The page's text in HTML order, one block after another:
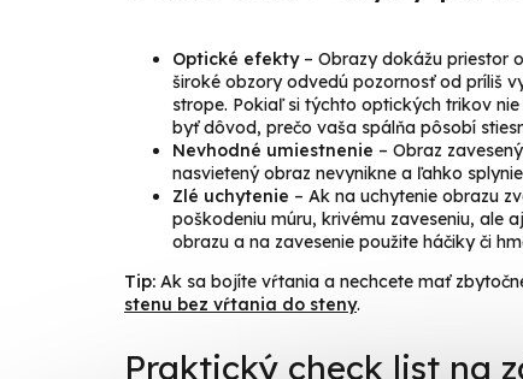
Optické efekty– Obrazy dokážu priestor
široké obzory odvedú pozornosť od príliš
strope. Pokiaľ si týchto optických trikov
byť dôvod, prečo vaša spálňa pôsobí
Nevhodné umiestnenie – Obraz
nasvietený obraz nevynikne a ľahko
Zlé uchytenie – Ak na uchytenie obrazu
poškodeniu múru, krivému zaveseniu, ale
obrazu a na zavesenie použite háčiky či
Tip: Ak sa bojíte vŕtania a nechcete mať
stenu bez vŕtania do steny.
Praktický check list na